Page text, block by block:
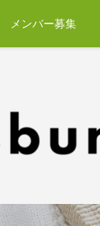
メンバー募集